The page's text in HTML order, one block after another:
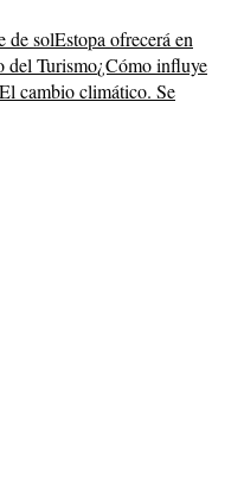
de solEstopa ofrecerá en
del Turismo¿Cómo influye
El cambio climático. Se